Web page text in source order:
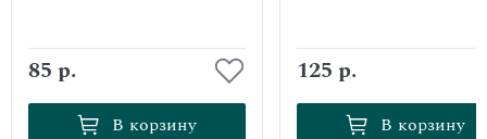
85 р.
В корзину
В корзину
125 р.
В корзину
В корзину